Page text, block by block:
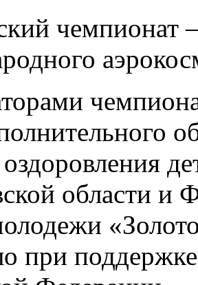
чемпионат
области и
при